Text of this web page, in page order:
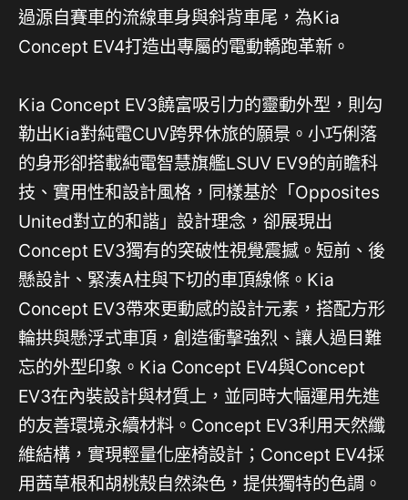
過源自賽車的流線車身與斜背車尾，為Kia
Concept EV4打造出專屬的電動轎跑革新。
Kia Concept EV3饒富吸引力的靈動外型，則勾
勒出Kia對純電CUV跨界休旅的願景。小巧俐落
的身形卻搭載純電智慧旗艦LSUV EV9的前瞻科
技、實用性和設計風格，同樣基於「Opposites
United對立的和諧」設計理念，卻展現出
Concept EV3獨有的突破性視覺震撼。短前、後
懸設計、緊湊A柱與下切的車頂線條。Kia
Concept EV3帶來更動感的設計元素，搭配方形
輪拱與懸浮式車頂，創造衝擊強烈、讓人過目難
忘的外型印象。Kia Concept EV4與Concept
EV3在內裝設計與材質上，並同時大幅運用先進
的友善環境永續材料。Concept EV3利用天然纖
維結構，實現輕量化座椅設計；Concept EV4採
用茜草根和胡桃殼自然染色，提供獨特的色調。